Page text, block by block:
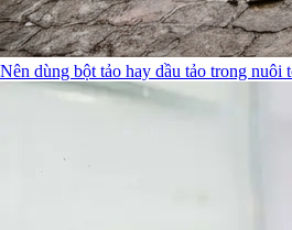
Nên dùng bột tảo hay dầu tảo trong nuôi